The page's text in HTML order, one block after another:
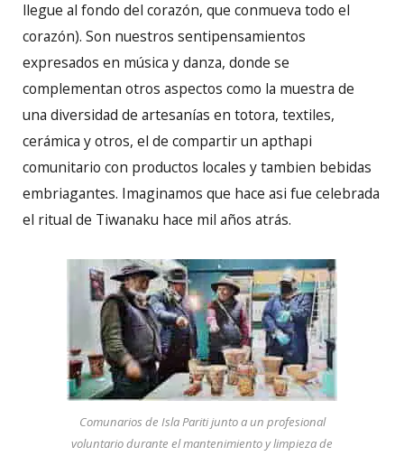
llegue al fondo del corazón, que conmueva todo el
corazón). Son nuestros sentipensamientos
expresados en música y danza, donde se
complementan otros aspectos como la muestra de
una diversidad de artesanías en totora, textiles,
cerámica y otros, el de compartir un apthapi
comunitario con productos locales y tambien bebidas
embriagantes. Imaginamos que hace asi fue celebrada
el ritual de Tiwanaku hace mil años atrás.
Comunarios de Isla Pariti junto a un profesional
voluntario durante el mantenimiento y limpieza de